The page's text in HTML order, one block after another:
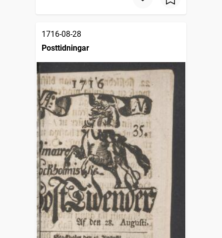
1716-08-28
Posttidningar